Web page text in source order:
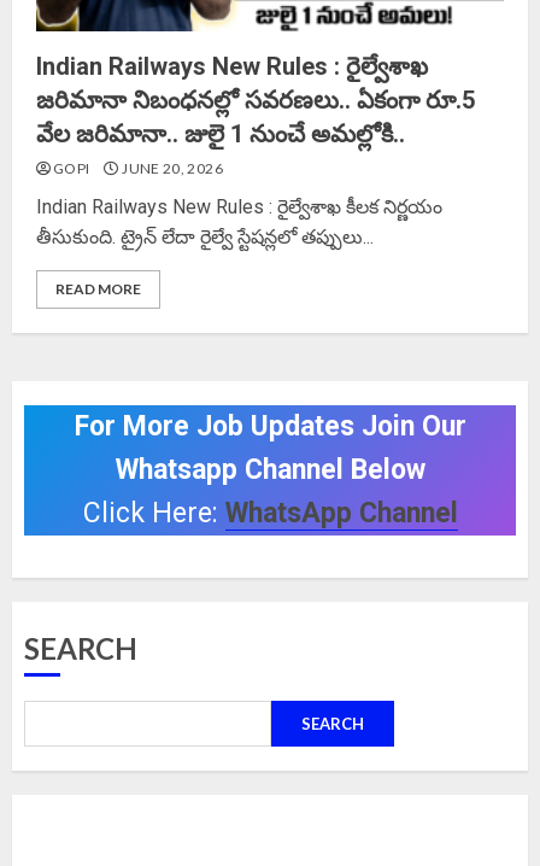
Indian Railways New Rules : రైల్వేశాఖ
జరిమానా నిబంధనల్లో సవరణలు.. ఏకంగా రూ.5
వేల జరిమానా.. జులై 1 నుంచే అమల్లోకి..
GOPI JUNE 20, 2026
Indian Railways New Rules : రైల్వేశాఖ కీలక నిర్ణయం
తీసుకుంది. ట్రైన్ లేదా రైల్వే స్టేషన్లలో తప్పులు...
READ MORE
For More Job Updates Join Our
Whatsapp Channel Below
Click Here: WhatsApp Channel
SEARCH
SEARCH